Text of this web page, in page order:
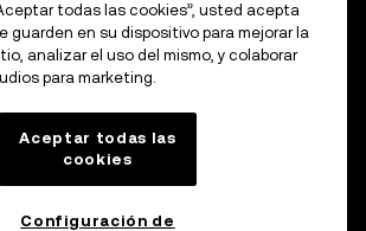
todas las cookies”, usted acepta
guarden en su dispositivo para mejorar la
analizar el uso del mismo, y colaborar
para marketing.
Aceptar todas las
cookies
Configuración de